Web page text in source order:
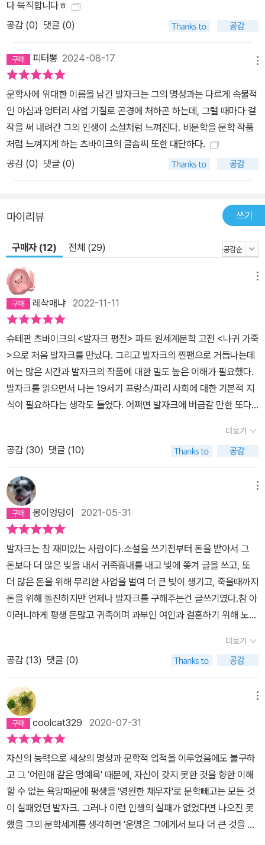
다 묵직합니다ㅎ
공감 (0) 댓글 (0)
피터뽕 2024-08-17
문학사에 위대한 이름을 남긴 발자크는 그의 명성과는 다르게 속물적
인 야심과 엉터리 사업 기질로 곤경에 처하곤 하는데, 그럴 때마다 걸
작을 써 내려간 그의 인생이 소설처럼 느껴진다. 비문학을 문학 작품
처럼 느껴지게 하는 츠바이크의 글솜씨 또한 대단하다.
공감 (0) 댓글 (0)
마이리뷰 쓰기
구매자 (12) 전체 (29)
레삭매냐 2022-11-11
슈테판 츠바이크의 <발자크 평전> 파트 원세계문학 고전 <나귀 가죽
>으로 처음 발자크를 만났다. 그리고 발자크의 찐팬으로 거듭나는데
에는 많은 시간과 발자크의 작품에 대한 밀도 높은 이해가 필요했다.
발자크를 읽으면서 나는 19세기 프랑스/파리 사회에 대한 기본적 지
식이 필요하다는 생각도 들었다. 어쩌면 발자크에 버금갈 만한 또다
설공장장을 이해하는데 꼭 필요한 길라잡이일 지도 모른다는 생각이
들었다. 문학계의 나폴레옹 같은 존재였던 발자크는 왕정과 혁명, 제
정 그리고 다시 왕정복고라는 격변의 시기를 그 누구보다 사실적으로
기록한 작가이기도 했다. 그를 위대하게 만든 건, 발자크의 천재성이
아니라 어쩌면 그가 살았던 시대일 지도 모르겠다. 물론 그 시대를 살
았다고 해서 누구나 발자크와 같이 위대한 작가가 되는 건 아니었으
리라. 오노레 드 발자크는 “19세기 풍속화가”였고, 츠바이크의 <발
자크 평전>은 시대와 영합한 문학 천재에 대한 일대기다. 유년 시절
어머니의 사랑을 듬뿍 받지 못했던 오노레 발자크는 평생을 어머니의
그늘에서 살아야 했다. 그가 빚쟁이에게 시달리다가 자살을 하는 순
간에 구원의 손길을 내민 건 역시 혈육인 어머니였다. 그러니 그가 아
무리 어머니에게 냉대를 받았다고 하더라도, 마냥 어머니를 욕할 순
없지 않았을까. 이 시절 그가 학교에서 당한 체벌과 어머니의 “잔소
리” 타령은 그의 대표작 중의 하나로 꼽히는 <루이 랑베르>에 잘 나
는데, 다시 한 번 츠바이크가 얼마나 대단한 전기 작가인지 여실하게
알 수가 있었다. 법학 공부를 하던 발자크는 자신이 미래에 서기나
공증인 같은 평범한 삶을 살기를 온몸으로 거부했다. 그리고 대학을
마치고 나서, 농부의 아들 출신으로 나폴레옹 제정 시절에 한몫 잡은
아버지와 거래에 나선다. 이십세의 나이에 2년 동안, 작가의 길을 걷
는 동안 지원을 요청한 것이다. 지금도 그렇지만, 약관의 나이에 세상
살이를 알면 얼마나 안단 말인가. 가족 앞에서 처음으로 쓴 희곡 <크
롬웰>을 발표했지만 그의 첫 창작 시도는 재앙으로 귀결됐다. 그렇다
고 선천적 낙관주의와 성공에 대한 뜨거운 열정을 지닌 남자가 포기
더보기
공감 (30) 댓글 (10)
몽이엉덩이 2021-05-31
발자크는 참 재미있는 사람이다.소설을 쓰기전부터 돈을 받아서 그
돈보다 더 많은 빚을 내서 귀족흉내를 내고 빚에 쫒겨 글을 쓰고, 또
더 많은 돈을 위해 무리한 사업을 벌여 더 큰 빚이 생기고, 죽을때까지
돈을 위해 돌진하지만 언제나 발자크를 구해주는건 글쓰기였다.참 아
이러니하게 평생 돈많고 귀족이며 과부인 여인과 결혼하기 위해 노력
더보기
공감 (13) 댓글 (0)
coolcat329 2020-07-31
자신의 능력으로 세상의 명성과 문학적 업적을 이루었음에도 불구하
고 그 '어린애 같은 명예욕' 때문에, 자신이 갖지 못한 것을 향한 이해
할 수 없는 욕망때문에 평생을 '영원한 채무자'로 문학빼고는 모든 것
이 실패였던 발자크. 그러나 이런 인생의 실패가 없었다면 나오진 못
했을 그의 문학세계를 생각하면 '운명은 그에게서 보다 더 큰 것을 원